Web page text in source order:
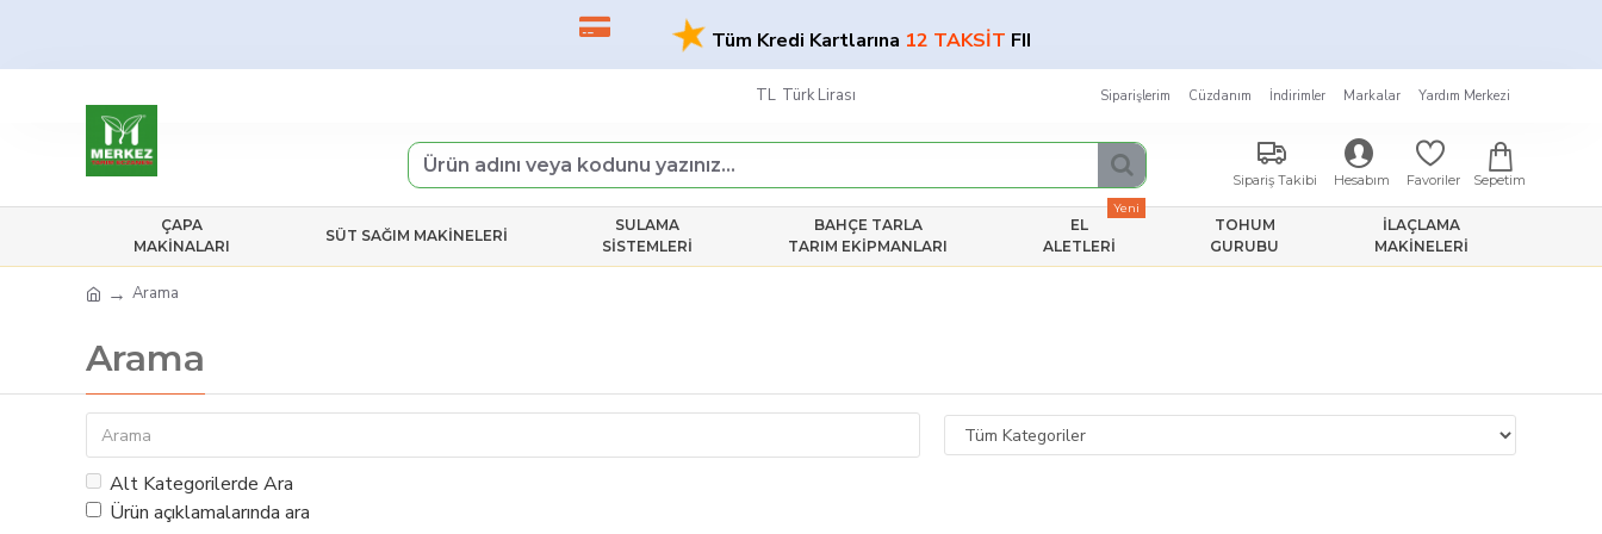
Tüm Kredi Kartlarına12 TAKSİTFIRSATI!
TL Türk Lirası Siparişlerim Cüzdanım İndirimler Markalar Yardım Merkezi
Sipariş Takibi Hesabım Favoriler Sepetim
ÇAPA
MAKINALARI
SÜT SAĞIM MAKINELERI
SULAMA
SISTEMLERI
BAHÇE TARLA
TARIM EKIPMANLARI
EL
ALETLERI
Yeni
TOHUM
GURUBU
İLAÇLAMA
MAKINELERI
Arama
Arama
Alt Kategorilerde Ara
Ürün açıklamalarında ara